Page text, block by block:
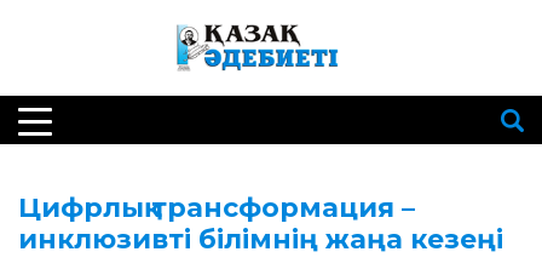
Цифрлық трансформация –
инклюзивті білімнің жаңа кезеңі